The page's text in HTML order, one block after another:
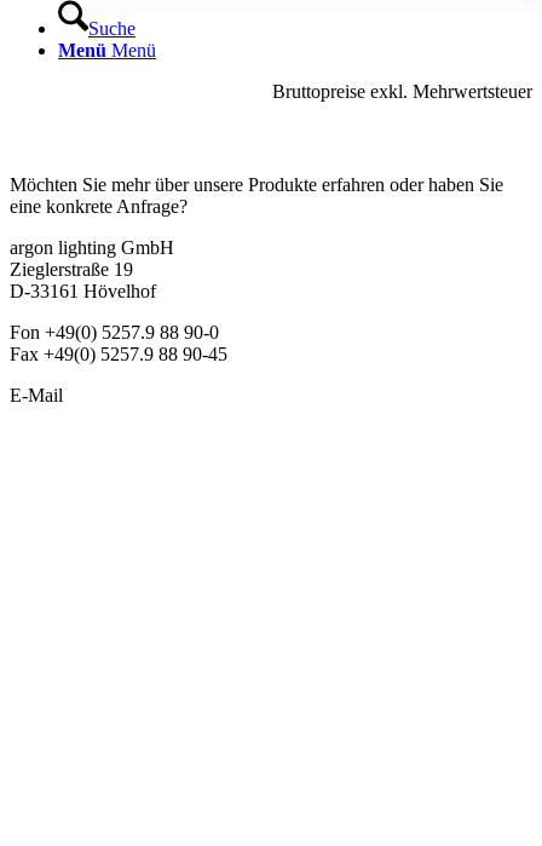
Suche
Menü Menü
Bruttopreise exkl. Mehrwertsteuer
Möchten Sie mehr über unsere Produkte erfahren oder haben Sie
eine konkrete Anfrage?
argon lighting GmbH
Zieglerstraße 19
D-33161 Hövelhof
Fon +49(0) 5257.9 88 90-0
Fax +49(0) 5257.9 88 90-45
E-Mail